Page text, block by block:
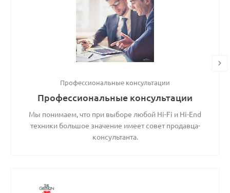
Профессиональные консультации
Профессиональные консультации
Мы понимаем, что при выборе любой Hi-Fi и Hi-End
техники большое значение имеет совет продавца-
консультанта.